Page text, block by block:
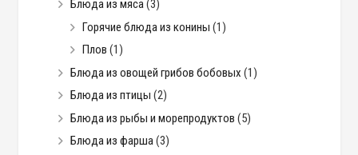
Блюда из мяса(3)
Горячие блюда из конины (1)
Плов (1)
Блюда из овощей грибов бобовых (1)
Блюда из птицы (2)
Блюда из рыбы и морепродуктов (5)
Блюда из фарша(3)